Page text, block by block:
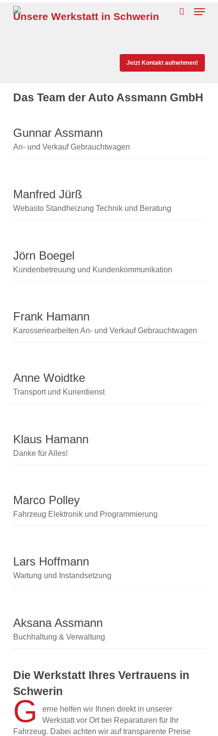
Skip
Menu
Unsere Werkstatt in Schwerin
Jetzt Kontakt aufnehmen!
Das Team der Auto Assmann GmbH
Gunnar Assmann
An- und Verkauf Gebrauchtwagen
Manfred Jürß
Webasto Standheizung Technik und Beratung
Jörn Boegel
Kundenbetreuung und Kundenkommunikation
Frank Hamann
Karosseriearbeiten An- und Verkauf Gebrauchtwagen
Anne Woidtke
Transport und Kurierdienst
Klaus Hamann
Danke für Alles!
Marco Polley
Fahrzeug Elektronik und Programmierung
Lars Hoffmann
Wartung und Instandsetzung
Aksana Assmann
Buchhaltung & Verwaltung
Die Werkstatt Ihres Vertrauens in
Schwerin
G
erne helfen wir Ihnen direkt in unserer
Werkstatt vor Ort bei Reparaturen für Ihr
Fahrzeug. Dabei achten wir auf transparente Preise